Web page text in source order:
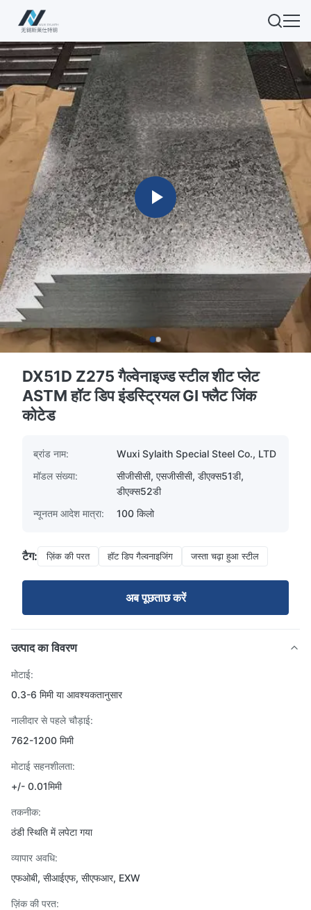
DX51D Z275 गैल्वेनाइज्ड स्टील शीट प्लेट
ASTM हॉट डिप इंडस्ट्रियल GI फ्लैट जिंक
कोटेड
ब्रांड नाम:
Wuxi Sylaith Special Steel Co., LTD
मॉडल संख्या:
सीजीसीसी, एसजीसीसी, डीएक्स51डी,
डीएक्स52डी
न्यूनतम आदेश मात्रा:
100 किलो
टैग: ज़िंक की परत हॉट डिप गैल्वनाइजिंग जस्ता चढ़ा हुआ स्टील
अब पूछताछ करें
उत्पाद का विवरण
मोटाई:
0.3-6 मिमी या आवश्यकतानुसार
नालीदार से पहले चौड़ाई:
762-1200 मिमी
मोटाई सहनशीलता:
+/- 0.01मिमी
तकनीक:
ठंडी स्थिति में लपेटा गया
व्यापार अवधि:
एफओबी, सीआईएफ, सीएफआर, EXW
ज़िंक की परत: